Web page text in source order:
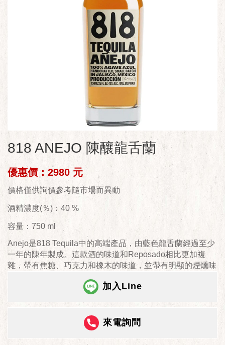
818 ANEJO 陳釀龍舌蘭
優惠價：2980 元
價格僅供詢價參考隨市場而異動
酒精濃度(％)：40 %
容量：750 ml
Anejo是818 Tequila中的高端產品，由藍色龍舌蘭經過至少
一年的陳年製成。這款酒的味道和Reposado相比更加複
雜，帶有焦糖、巧克力和橡木的味道，並帶有明顯的煙燻味
加入Line
來電詢問